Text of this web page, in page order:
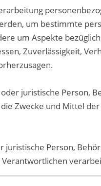
um bestimmte
um Aspekte
Zuverlässigkeit,
juristische Person,
Zwecke und Mittel
Person,